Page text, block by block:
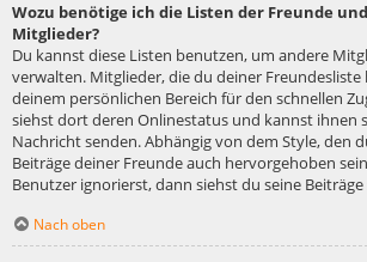
Wozu benötige ich die Listen der Freunde
Mitglieder?
Du kannst diese Listen benutzen, um andere
verwalten. Mitglieder, die du deiner
deinem persönlichen Bereich für den schnellen
siehst dort deren Onlinestatus und kannst ihnen
Nachricht senden. Abhängig von dem Style, den
Beiträge deiner Freunde auch hervorgehoben
Benutzer ignorierst, dann siehst du seine
Nach oben